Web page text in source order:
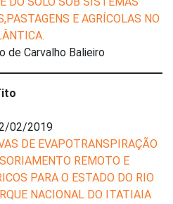
E AGRÍCOLAS NO
de Carvalho Balieiro
02/2019
DE EVAPOTRANSPIRAÇÃO
REMOTO E
PARA O ESTADO DO RIO
NACIONAL DO ITATIAIA